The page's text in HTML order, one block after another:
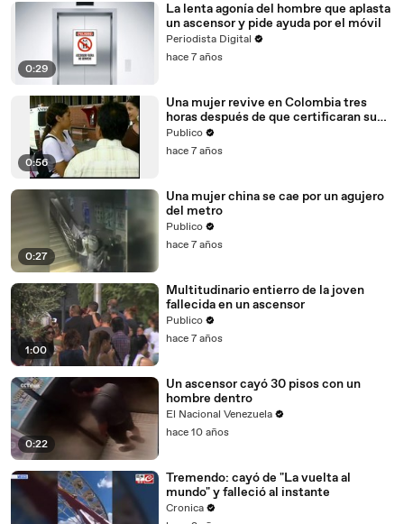
0:29
La lenta agonía del hombre que aplasta
un ascensor y pide ayuda por el móvil
Periodista Digital
hace 7 años
0:56
Una mujer revive en Colombia tres
horas después de que certificaran su
muerte
Publico
hace 7 años
0:27
Una mujer china se cae por un agujero
del metro
Publico
hace 7 años
1:00
Multitudinario entierro de la joven
fallecida en un ascensor
Publico
hace 7 años
0:22
Un ascensor cayó 30 pisos con un
hombre dentro
El Nacional Venezuela
hace 10 años
Tremendo: cayó de "La vuelta al
mundo" y falleció al instante
Cronica